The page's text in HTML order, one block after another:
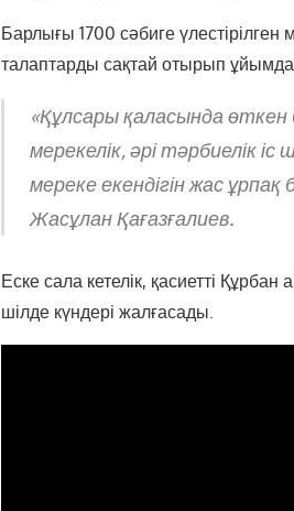
Барлығы 1700 сәбиге
талаптарды сақтай отырып
«Құлсары қаласында
мерекелік, әрі тәрбиелік
мереке екендігін жас
Жасұлан Қағазғалиев.
Еске сала кетелік, қасиетті
шілде күндері жалғасады.